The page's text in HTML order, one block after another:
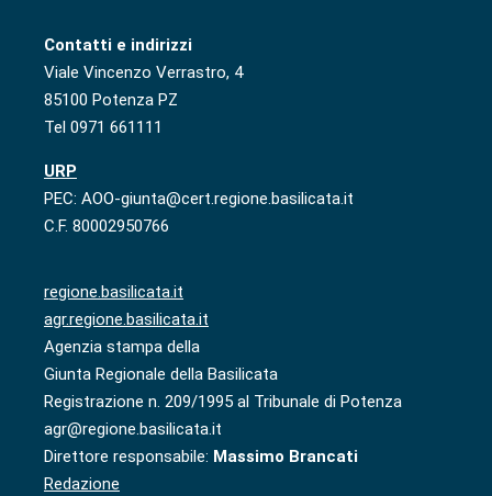
Contatti e indirizzi
Viale Vincenzo Verrastro, 4
85100 Potenza PZ
Tel 0971 661111
URP
PEC: AOO-giunta@cert.regione.basilicata.it
C.F. 80002950766
regione.basilicata.it
agr.regione.basilicata.it
Agenzia stampa della
Giunta Regionale della Basilicata
Registrazione n. 209/1995 al Tribunale di Potenza
agr@regione.basilicata.it
Direttore responsabile: Massimo Brancati
Redazione